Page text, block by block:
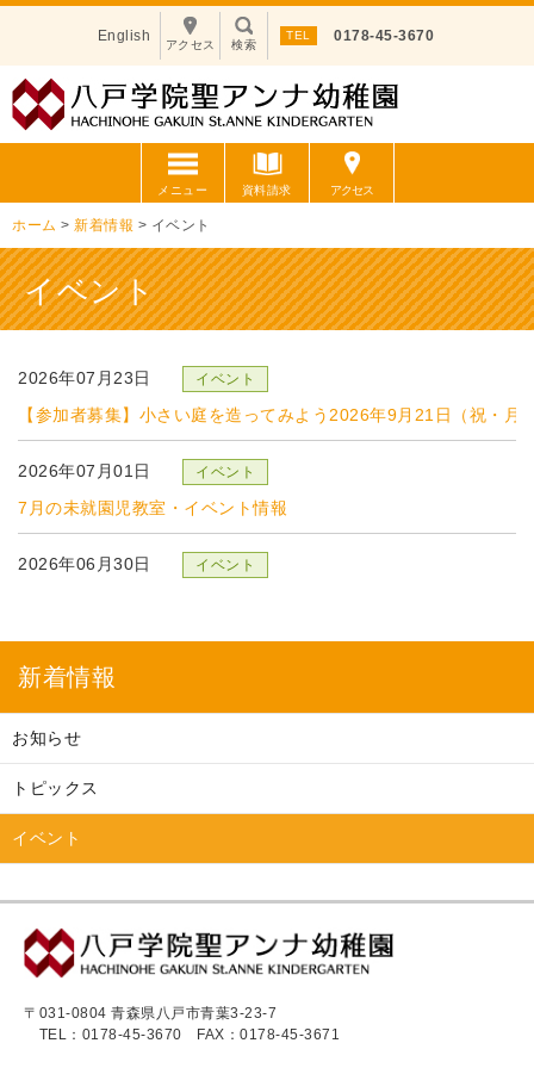
0178-45-3670
検索
English
アクセス
メニュー 資料請求 アクセス
ホーム > 新着情報 > イベント
イベント
2026年07月23日
【参加者募集】小さい庭を造ってみよう2026年9月21日（祝・月
2026年07月01日
7月の未就園児教室・イベント情報
2026年06月30日
2026年度未就園児教室のご案内を掲載しました
2026年05月01日
9月6日 八戸市美術館で無料「託児ルーム」を開設します
2026年02月16日
2026年01月13日
【満員御礼】午後の部 追加開催【参加者募集】親子でつくろ！新
新着情報
お知らせ
トピックス
イベント
〒031-0804 青森県八戸市青葉3-23-7
TEL：0178-45-3670 FAX：0178-45-3671